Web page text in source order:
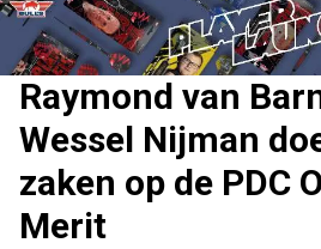
Raymond van
Wessel Nijman
zaken op de PDC
Merit